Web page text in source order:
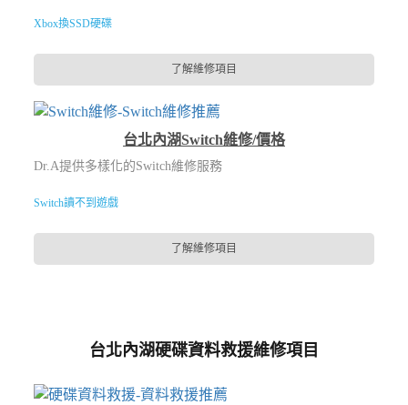
Xbox換SSD硬碟
了解維修項目
台北內湖Switch維修/價格
Dr.A提供多樣化的Switch維修服務
Switch讀不到遊戲
了解維修項目
台北內湖硬碟資料救援維修項目